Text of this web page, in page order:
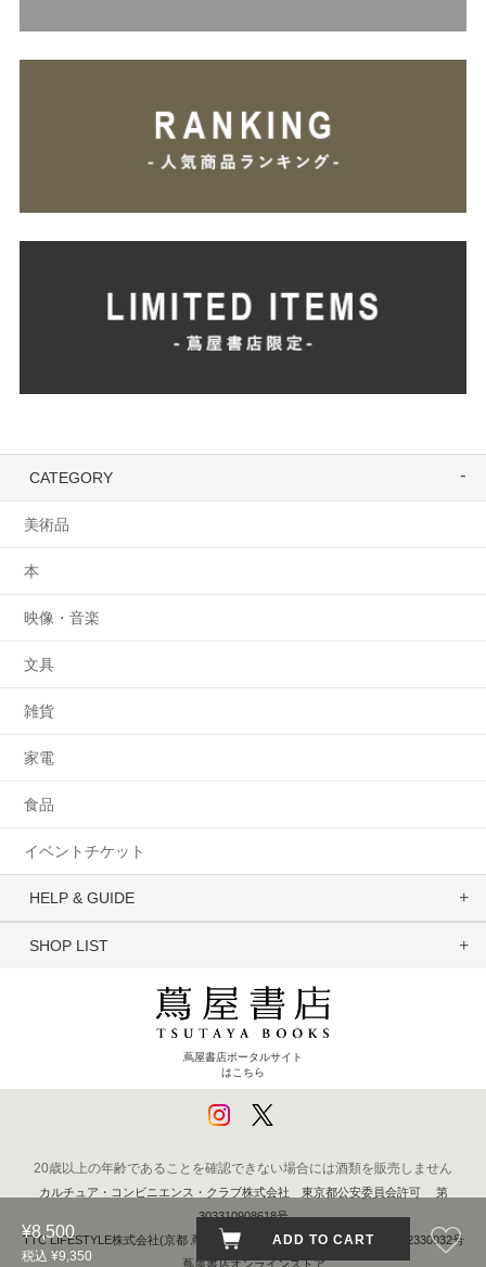
¥8,500
税込 ¥9,350
ADD TO CART
CATEGORY
美術品
本
映像・音楽
文具
雑貨
家電
食品
イベントチケット
HELP & GUIDE
SHOP LIST
蔦屋書店ポータルサイト
はこちら
20歳以上の年齢であることを確認できない場合には酒類を販売しません
カルチュア・コンビニエンス・クラブ株式会社 東京都公安委員会許可 第
303310908618号
TTC LIFESTYLE株式会社(京都 蔦屋書店) 京都府公安委員会 第611262330032号
蔦屋書店オンラインストア